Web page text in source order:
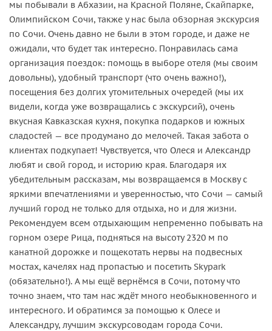
мы побывали в Абхазии, на Красной Поляне, Скайпарке,
Олимпийском Сочи, также у нас была обзорная экскурсия
по Сочи. Очень давно не были в этом городе, и даже не
ожидали, что будет так интересно. Понравилась сама
организация поездок: помощь в выборе отеля (мы своим
довольны), удобный транспорт (что очень важно!),
посещения без долгих утомительных очередей (мы их
видели, когда уже возвращались с экскурсий), очень
вкусная Кавказская кухня, покупка подарков и южных
сладостей — все продумано до мелочей. Такая забота о
клиентах подкупает! Чувствуется, что Олеся и Александр
любят и свой город, и историю края. Благодаря их
убедительным рассказам, мы возвращаемся в Москву с
яркими впечатлениями и уверенностью, что Сочи — самый
лучший город не только для отдыха, но и для жизни.
Рекомендуем всем отдыхающим непременно побывать на
горном озере Рица, подняться на высоту 2320 м по
канатной дорожке и пощекотать нервы на подвесных
мостах, качелях над пропастью и посетить Skypark
(обязательно!). А мы ещё вернёмся в Сочи, потому что
точно знаем, что там нас ждёт много необыкновенного и
интересного. И обратимся за помощью к Олесе и
Александру, лучшим экскурсоводам города Сочи.